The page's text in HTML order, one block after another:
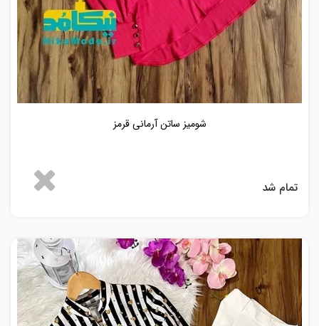
شومیز ساتن آرمانی قرمز
تمام شد